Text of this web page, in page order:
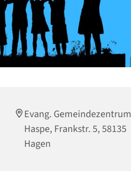
Evang. Gemeindezentrum
Haspe, Frankstr. 5, 58135
Hagen